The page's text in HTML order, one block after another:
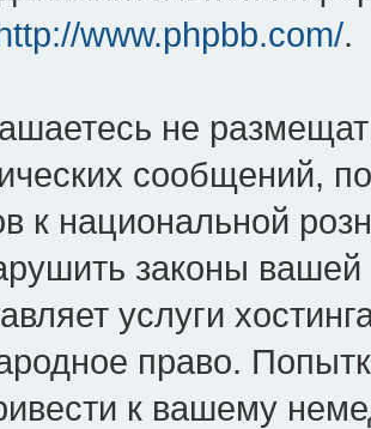
www.phpbb.com/.
не
сообщений,
к национальной
законы
услуги
право.
к вашему